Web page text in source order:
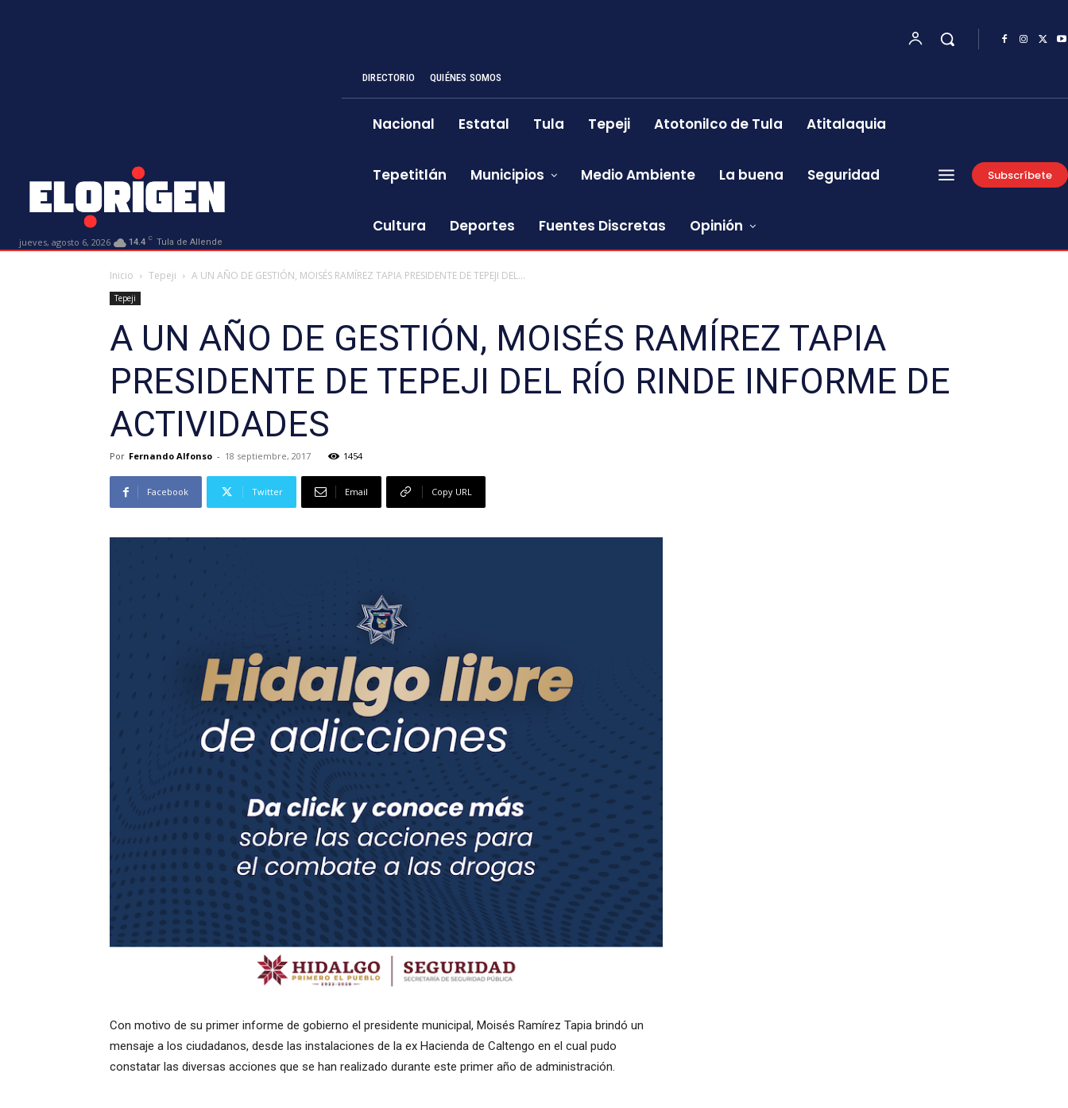
jueves, agosto 6, 2026 14.4 C Tula de Allende
DIRECTORIO QUIÉNES SOMOS
Nacional Estatal Tula Tepeji Atotonilco de Tula Atitalaquia
Tepetitlán Municipios Medio Ambiente La buena Seguridad
Cultura Deportes Fuentes Discretas Opinión
Subscríbete
Inicio Tepeji A UN AÑO DE GESTIÓN, MOISÉS RAMÍREZ TAPIA PRESIDENTE DE TEPEJI DEL...
Tepeji
A UN AÑO DE GESTIÓN, MOISÉS RAMÍREZ TAPIA
PRESIDENTE DE TEPEJI DEL RÍO RINDE INFORME DE
ACTIVIDADES
Por Fernando Alfonso - 18 septiembre, 2017 1454
Facebook Twitter Email Copy URL
Con motivo de su primer informe de gobierno el presidente municipal, Moisés Ramírez Tapia brindó un
mensaje a los ciudadanos, desde las instalaciones de la ex Hacienda de Caltengo en el cual pudo
constatar las diversas acciones que se han realizado durante este primer año de administración.